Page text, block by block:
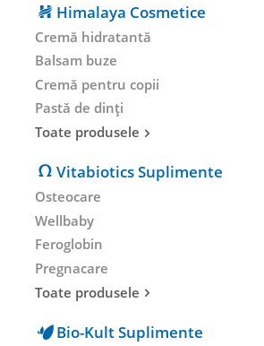
Himalaya Cosmetice
Cremă hidratantă
Balsam buze
Cremă pentru copii
Pastă de dinți
Toate produsele
Vitabiotics Suplimente
Osteocare
Wellbaby
Feroglobin
Pregnacare
Toate produsele
Bio-Kult Suplimente